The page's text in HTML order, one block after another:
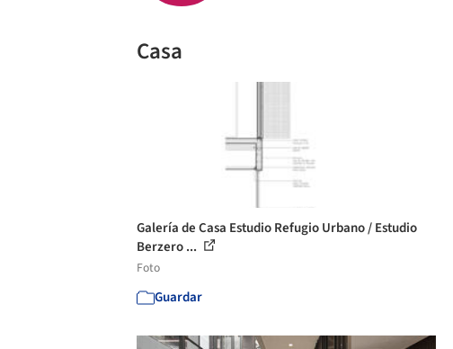
Casa
Galería de Casa Estudio Refugio Urbano / Estudio
Berzero ...
Foto
Guardar